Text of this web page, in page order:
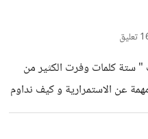
نبدأ اليوم . و نهاية
داخل العقل تكرر مرة اخري
" ستة كلمات وفرت الكثير من
عن الاستمرارية و كيف نداوم
يتطلع الي افكار مفيدة تساعد
واحد يمكن ان تغير حياتك